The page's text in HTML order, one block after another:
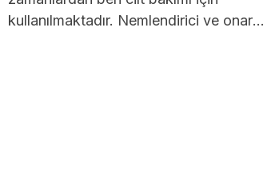
kullanılmaktadır. Nemlendirici ve onarıcı